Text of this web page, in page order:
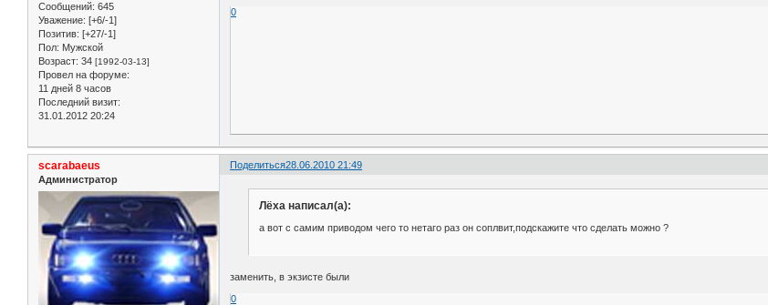
Сообщений: 645
Уважение: [+6/-1]
Позитив: [+27/-1]
Пол: Мужской
Возраст: 34 [1992-03-13]
Провел на форуме:
11 дней 8 часов
Последний визит:
31.01.2012 20:24
0
Поделиться28.06.2010 21:49
scarabaeus
Администратор
Лёха написал(а):
а вот с самим приводом чего то нетаго раз он соплвит,подскажите что сделать можно ?
заменить, в экзисте были
0